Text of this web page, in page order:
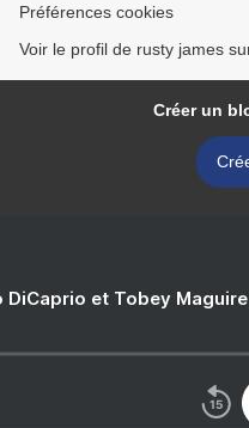
Préférences cookies
Voir le profil de rusty james
Créer un
DiCaprio et Tobey